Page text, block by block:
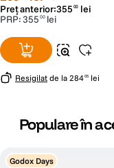
Preț anterior:355 00 lei
PRP:355 00 lei
Resigilat de la 28405 lei
Populare în
Godox Days